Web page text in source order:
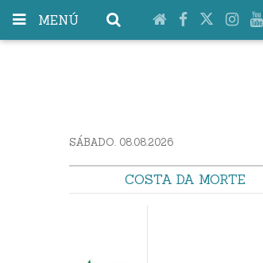
MENÚ
SÁBADO. 08.08.2026
COSTA DA MORTE